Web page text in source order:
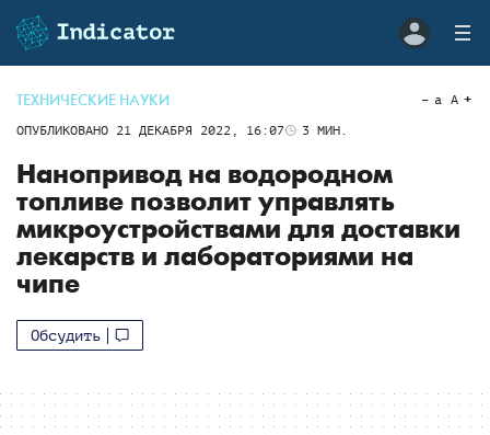
ТЕХНИЧЕСКИЕ НАУКИ
ОПУБЛИКОВАНО 21 ДЕКАБРЯ 2022, 16:07 3 МИН.
a A
Нанопривод на водородном
топливе позволит управлять
микроустройствами для доставки
лекарств и лабораториями на
чипе
Обсудить